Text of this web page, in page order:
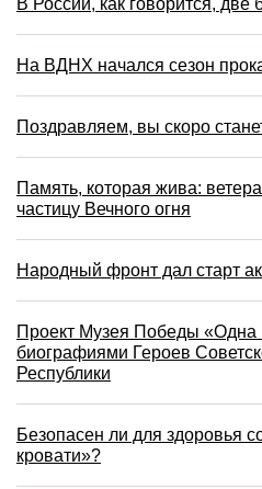
В России, как говорится,
На ВДНХ начался сезон
Поздравляем, вы скоро
Память, которая жива:
частицу Вечного огня
Народный фронт дал старт
Проект Музея Победы «Одна
биографиями Героев
Республики
Безопасен ли для здоровья
кровати»?